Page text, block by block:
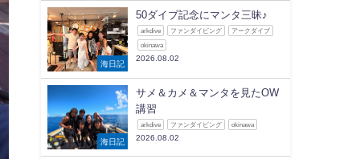
海日記
50ダイブ記念にマンタ三昧♪
arkdive ファンダイビング アークダイブ
okinawa
2026.08.02
海日記
サメ＆カメ＆マンタを見たOW
講習
arkdive ファンダイビング okinawa
2026.08.02